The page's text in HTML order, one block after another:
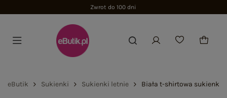
Zwrot do 100 dni
eButik Sukienki Sukienki letnie Biała t-shirtowa sukienka